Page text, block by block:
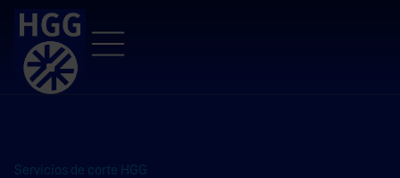
Servicios de corte HGG